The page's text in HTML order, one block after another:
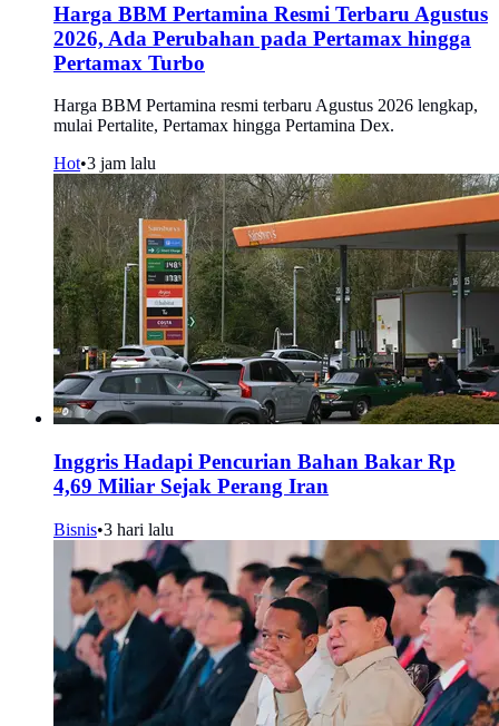
Harga BBM Pertamina Resmi Terbaru Agustus
2026, Ada Perubahan pada Pertamax hingga
Pertamax Turbo
Harga BBM Pertamina resmi terbaru Agustus 2026 lengkap,
mulai Pertalite, Pertamax hingga Pertamina Dex.
Hot•3 jam lalu
Inggris Hadapi Pencurian Bahan Bakar Rp
4,69 Miliar Sejak Perang Iran
Bisnis•3 hari lalu